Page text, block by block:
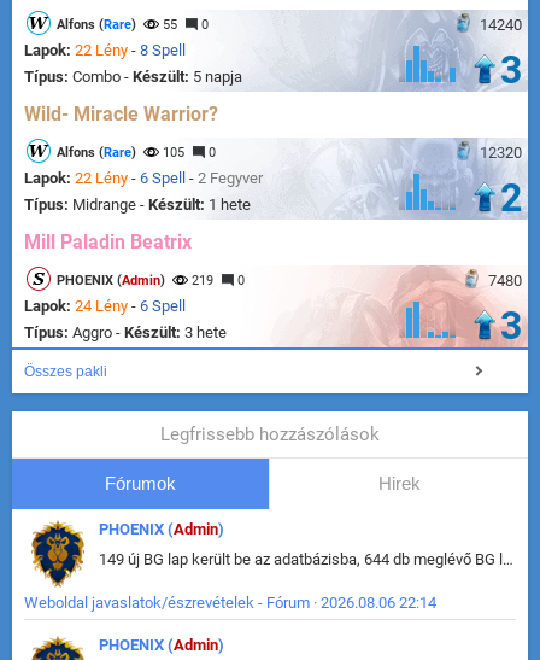
14240
Alfons (Rare) 55 0
Lapok: 22 Lény - 8 Spell
Típus: Combo - Készült: 5 napja 3
Wild- Miracle Warrior?
12320
Alfons (Rare) 105 0
Lapok: 22 Lény - 6 Spell - 2 Fegyver
Típus: Midrange - Készült: 1 hete 2
Mill Paladin Beatrix
7480
PHOENIX (Admin) 219 0
Lapok: 24 Lény - 6 Spell
Típus: Aggro - Készült: 3 hete 3
Összes pakli
Legfrissebb hozzászólások
Fórumok Hirek
PHOENIX (Admin)
149 új BG lap került be az adatbázisba, 644 db meglévő BG lap módosult, bekerültek az új képek a megváltozott lapokhoz is.
Weboldal javaslatok/észrevételek - Fórum · 2026.08.06 22:14
PHOENIX (Admin)